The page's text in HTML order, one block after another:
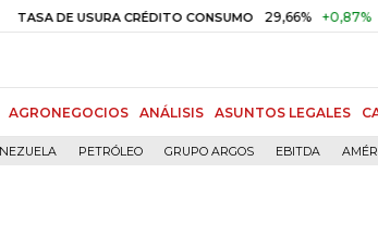
USURA CRÉDITO CONSUMO 29,66% +0,87% +3,02%
AGRONEGOCIOS ANÁLISIS ASUNTOS LEGALES
PETRÓLEO GRUPO ARGOS EBITDA